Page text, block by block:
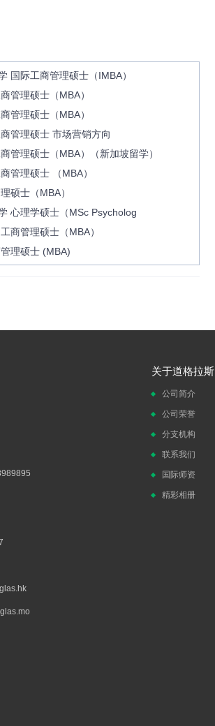
国际工商管理硕士（IMBA）
管理硕士（MBA）
管理硕士（MBA）
管理硕士 市场营销方向
管理硕士（MBA）（新加坡留学）
管理硕士 （MBA）
硕士（MBA）
心理学硕士（MSc Psycholog
商管理硕士（MBA）
特大学 工商管理硕士 (MBA)
关于道格拉斯
公司简介
公司荣誉
分支机构
联系我们
国际师资
精彩相册